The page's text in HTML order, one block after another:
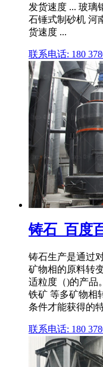
发货速度 ... 玻璃
石锤式制砂机 河
货速度 ...
联系电话: 180
铸石_百度
铸石生产是通过
矿物相的原料转
适粒度（)的产品
铁矿 等多矿物相
条件才能获得的
联系电话: 180